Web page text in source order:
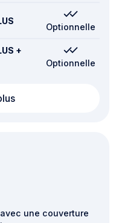
Optionnelle
+
Optionnelle
Transport et urgences
une couverture